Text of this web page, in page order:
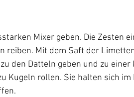
Mixer geben. Die Zesten
reiben. Mit dem Saft der
den Datteln geben und zu einer
Kugeln rollen. Sie halten sich